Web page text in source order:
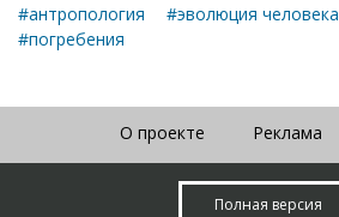
#антропология
#эволюция человека
#погребения
О проекте Реклама
Полная версия